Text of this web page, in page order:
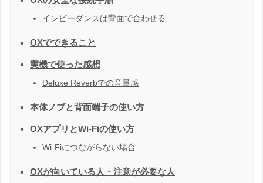
インピーダンスは背面で合わせる
OXでできること
実機で使った感想
Deluxe Reverbでの音量感
本体ノブと背面端子の使い方
OXアプリとWi-Fiの使い方
Wi-Fiにつながらない場合
OXが向いている人・注意が必要な人